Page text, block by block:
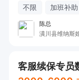
不限 加班补助
陈总
潢川县维纳斯